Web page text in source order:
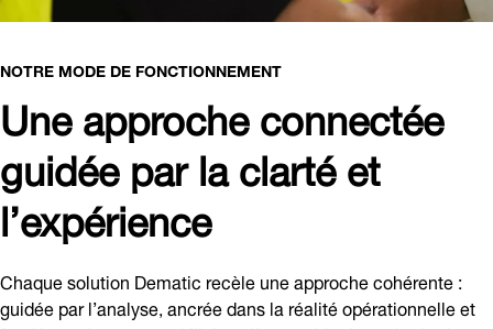
NOTRE MODE DE FONCTIONNEMENT
Une approche connectée
guidée par la clarté et
l’expérience
Chaque solution Dematic recèle une approche cohérente :
guidée par l’analyse, ancrée dans la réalité opérationnelle et